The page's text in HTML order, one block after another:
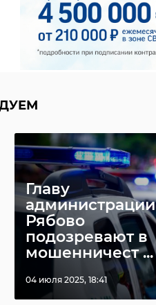
Главу
администрации
Рябово
подозревают в
мошенничест ...
04 июля 2025, 18:41